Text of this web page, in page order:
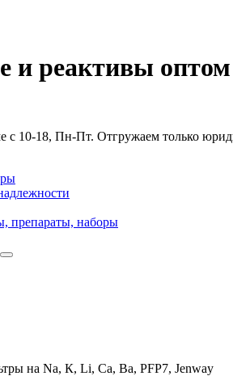
и реактивы оптом
с 10-18, Пн-Пт. Отгружаем только
препараты, наборы
на Na, К, Li, Ca, Ba, PFP7, Jenway